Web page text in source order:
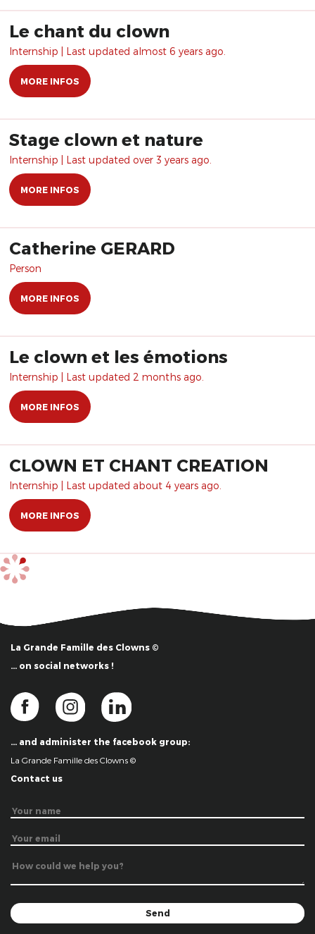
Le chant du clown
Internship | Last updated almost 6 years ago.
MORE INFOS
Stage clown et nature
Internship | Last updated over 3 years ago.
MORE INFOS
Catherine GERARD
Person
MORE INFOS
Le clown et les émotions
Internship | Last updated 2 months ago.
MORE INFOS
CLOWN ET CHANT CREATION
Internship | Last updated about 4 years ago.
MORE INFOS
La Grande Famille des Clowns ©
… on social networks !
… and administer the facebook group:
La Grande Famille des Clowns ©
Contact us